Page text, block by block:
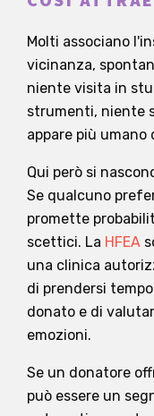
Molti associano
vicinanza,
niente visita in
strumenti, niente
appare più umano
Qui però si
Se qualcuno
promette
scettici. La HFEA
una clinica
di prendersi
donato e di
emozioni.
Se un donatore
può essere un